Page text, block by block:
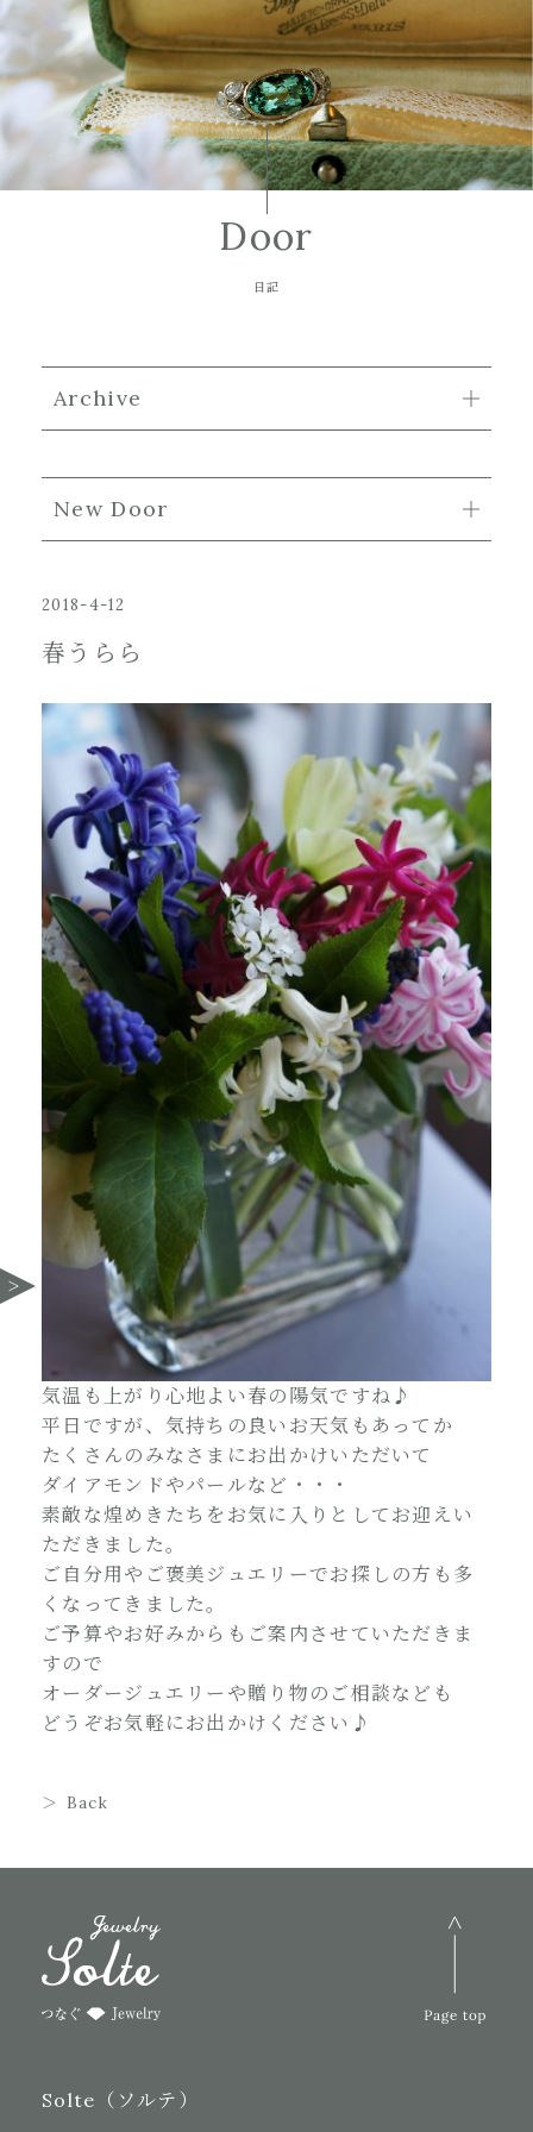
Door
日記
Archive
New Door
2018-4-12
春うらら
気温も上がり心地よい春の陽気ですね♪
平日ですが、気持ちの良いお天気もあってか
たくさんのみなさまにお出かけいただいて
ダイアモンドやパールなど・・・
素敵な煌めきたちをお気に入りとしてお迎えい
ただきました。
ご自分用やご褒美ジュエリーでお探しの方も多
くなってきました。
ご予算やお好みからもご案内させていただきま
すので
オーダージュエリーや贈り物のご相談なども
どうぞお気軽にお出かけください♪
Back
Solte（ソルテ）